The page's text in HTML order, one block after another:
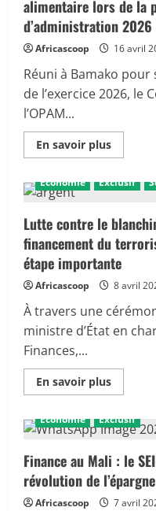
alimentaire lors de la
d’administration 2026
Africascoop 16 avril
Réuni à Bamako
de l’exercice 2026, le
l’OPAM...
En savoir plusEn
savoir
OPAM
sur
la
relance
et
la
de
la
2026
Économie Exclusif
Lutte contre le
financement du
étape importante
Africascoop 8 avril
À travers une
ministre d’État en
Finances,...
En savoir plusEn
savoir
Lutte
contre
de
capitaux
et
le
Économie Exclusif
Finance au Mali : le
révolution de
Africascoop 7 avril